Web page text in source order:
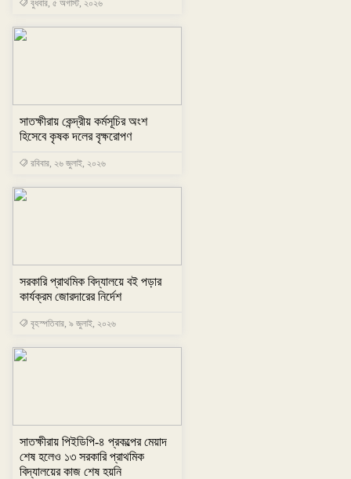
বুধবার, ৫ অগাস্ট, ২০২৬
সাতক্ষীরায় কেন্দ্রীয় কর্মসূচির অংশ
হিসেবে কৃষক দলের বৃক্ষরোপণ
রবিবার, ২৬ জুলাই, ২০২৬
সরকারি প্রাথমিক বিদ্যালয়ে বই পড়ার
কার্যক্রম জোরদারের নির্দেশ
বৃহস্পতিবার, ৯ জুলাই, ২০২৬
সাতক্ষীরায় পিইডিপি-৪ প্রকল্পের মেয়াদ
শেষ হলেও ১৩ সরকারি প্রাথমিক
বিদ্যালয়ের কাজ শেষ হয়নি